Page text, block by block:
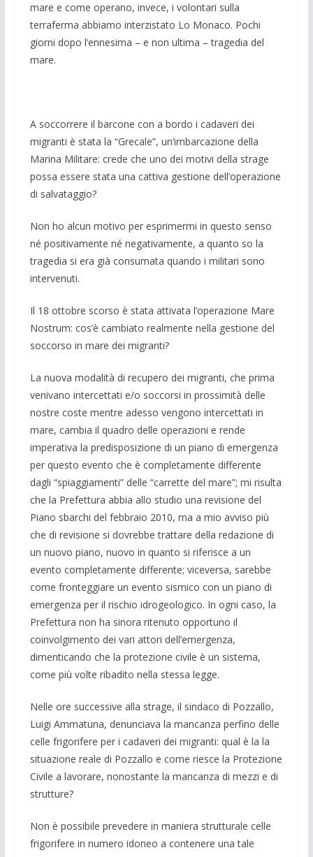
mare e come operano, invece, i volontari sulla
terraferma abbiamo interzistato Lo Monaco. Pochi
giorni dopo l’ennesima – e non ultima – tragedia del
mare.
A soccorrere il barcone con a bordo i cadaveri dei
migranti è stata la “Grecale”, un’imbarcazione della
Marina Militare: crede che uno dei motivi della strage
possa essere stata una cattiva gestione dell’operazione
di salvataggio?
Non ho alcun motivo per esprimermi in questo senso
né positivamente né negativamente, a quanto so la
tragedia si era già consumata quando i militari sono
intervenuti.
Il 18 ottobre scorso è stata attivata l’operazione Mare
Nostrum: cos’è cambiato realmente nella gestione del
soccorso in mare dei migranti?
La nuova modalità di recupero dei migranti, che prima
venivano intercettati e/o soccorsi in prossimità delle
nostre coste mentre adesso vengono intercettati in
mare, cambia il quadro delle operazioni e rende
imperativa la predisposizione di un piano di emergenza
per questo evento che è completamente differente
dagli “spiaggiamenti” delle “carrette del mare”; mi risulta
che la Prefettura abbia allo studio una revisione del
Piano sbarchi del febbraio 2010, ma a mio avviso più
che di revisione si dovrebbe trattare della redazione di
un nuovo piano, nuovo in quanto si riferisce a un
evento completamente differente; viceversa, sarebbe
come fronteggiare un evento sismico con un piano di
emergenza per il rischio idrogeologico. In ogni caso, la
Prefettura non ha sinora ritenuto opportuno il
coinvolgimento dei vari attori dell’emergenza,
dimenticando che la protezione civile è un sistema,
come più volte ribadito nella stessa legge.
Nelle ore successive alla strage, il sindaco di Pozzallo,
Luigi Ammatuna, denunciava la mancanza perfino delle
celle frigorifere per i cadaveri dei migranti: qual è la la
situazione reale di Pozzallo e come riesce la Protezione
Civile a lavorare, nonostante la mancanza di mezzi e di
strutture?
Non è possibile prevedere in maniera strutturale celle
frigorifere in numero idoneo a contenere una tale